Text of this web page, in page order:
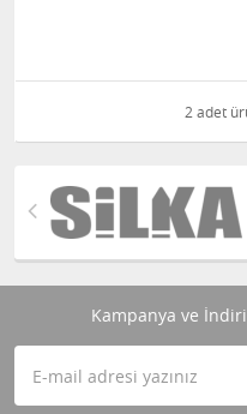
2 adet
Kampanya ve